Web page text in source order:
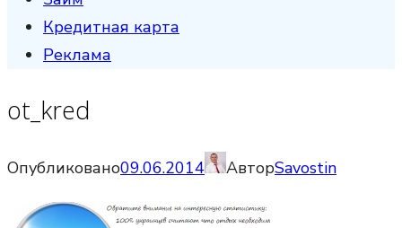
Кредитная карта
Реклама
ot_kred
Опубликовано09.06.2014 АвторSavostin